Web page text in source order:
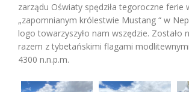
zarządu Oświaty spędziła tegoroczne ferie
„zapomnianym królestwie Mustang “ w
logo towarzyszyło nam wszędzie. Zostało
razem z tybetańskimi flagami
4300 n.n.p.m.